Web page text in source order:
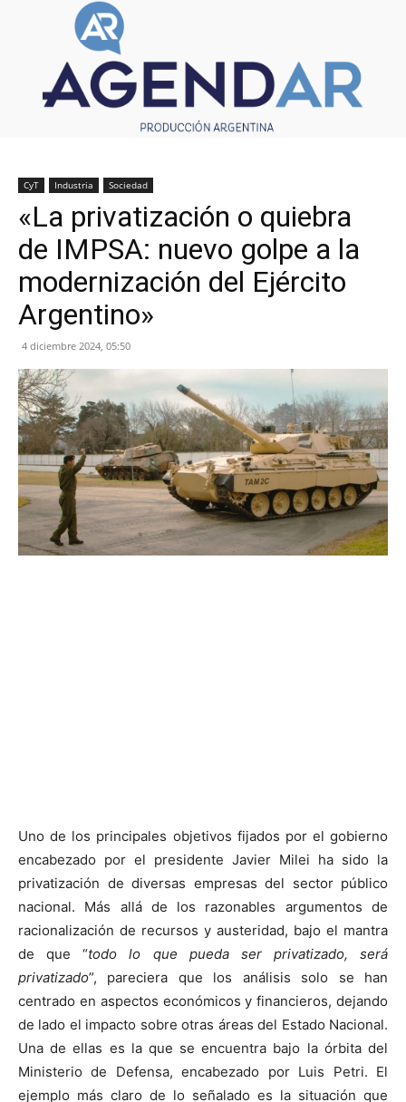
CyT Industria Sociedad
«La privatización o quiebra
de IMPSA: nuevo golpe a la
modernización del Ejército
Argentino»
4 diciembre 2024, 05:50
Uno de los principales objetivos fijados por el gobierno
encabezado por el presidente Javier Milei ha sido la
privatización de diversas empresas del sector público
nacional. Más allá de los razonables argumentos de
racionalización de recursos y austeridad, bajo el mantra
de que “todo lo que pueda ser privatizado, será
privatizado”, pareciera que los análisis solo se han
centrado en aspectos económicos y financieros, dejando
de lado el impacto sobre otras áreas del Estado Nacional.
Una de ellas es la que se encuentra bajo la órbita del
Ministerio de Defensa, encabezado por Luis Petri. El
ejemplo más claro de lo señalado es la situación que